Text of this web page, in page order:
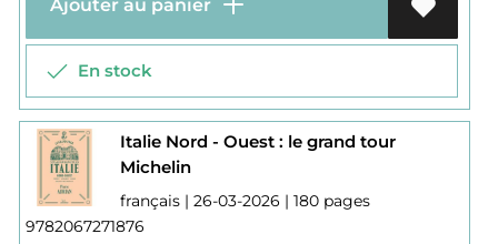
Ajouter au panier
En stock
Italie Nord - Ouest : le grand tour
Michelin
français | 26-03-2026 | 180 pages
9782067271876